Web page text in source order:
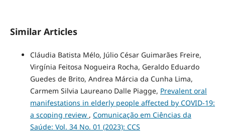
Similar Articles
Cláudia Batista Mélo, Júlio César Guimarães Freire,
Virgínia Feitosa Nogueira Rocha, Geraldo Eduardo
Guedes de Brito, Andrea Márcia da Cunha Lima,
Carmem Silvia Laureano Dalle Piagge, Prevalent oral
manifestations in elderly people affected by COVID-19:
a scoping review , Comunicação em Ciências da
Saúde: Vol. 34 No. 01 (2023): CCS